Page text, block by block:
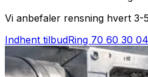
Vi anbefaler rensning hvert 3-
Indhent tilbudRing 70 60 30 04